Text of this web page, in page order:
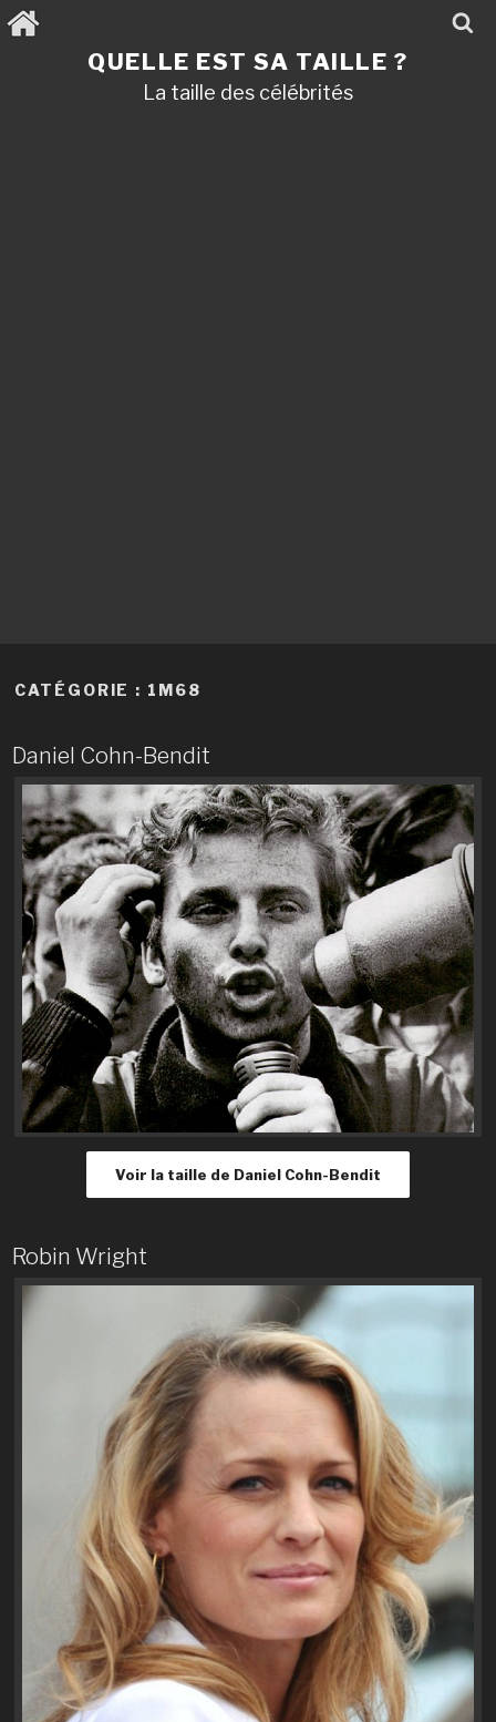
Aller
au
QUELLE EST SA TAILLE ?
La taille des célébrités
CATÉGORIE : 1M68
Daniel Cohn-Bendit
Voir la taille de Daniel Cohn-Bendit
Robin Wright